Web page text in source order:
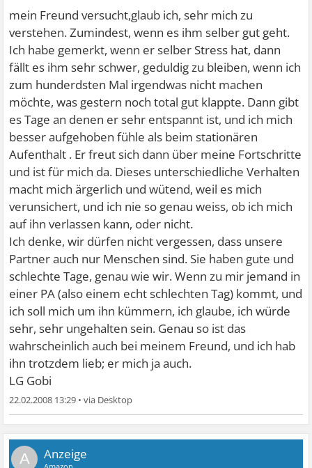
mein Freund versucht,glaub ich, sehr mich zu
verstehen. Zumindest, wenn es ihm selber gut geht.
Ich habe gemerkt, wenn er selber Stress hat, dann
fällt es ihm sehr schwer, geduldig zu bleiben, wenn ich
zum hunderdsten Mal irgendwas nicht machen
möchte, was gestern noch total gut klappte. Dann gibt
es Tage an denen er sehr entspannt ist, und ich mich
besser aufgehoben fühle als beim stationären
Aufenthalt . Er freut sich dann über meine Fortschritte
und ist für mich da. Dieses unterschiedliche Verhalten
macht mich ärgerlich und wütend, weil es mich
verunsichert, und ich nie so genau weiss, ob ich mich
auf ihn verlassen kann, oder nicht.
Ich denke, wir dürfen nicht vergessen, dass unsere
Partner auch nur Menschen sind. Sie haben gute und
schlechte Tage, genau wie wir. Wenn zu mir jemand in
einer PA (also einem echt schlechten Tag) kommt, und
ich soll mich um ihn kümmern, ich glaube, ich würde
sehr, sehr ungehalten sein. Genau so ist das
wahrscheinlich auch bei meinem Freund, und ich hab
ihn trotzdem lieb; er mich ja auch.
LG Gobi
22.02.2008 13:29 •
A